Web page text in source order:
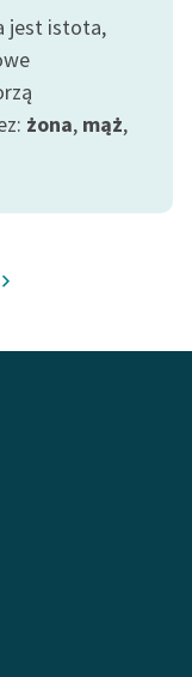
jest istota,
żona, mąż,